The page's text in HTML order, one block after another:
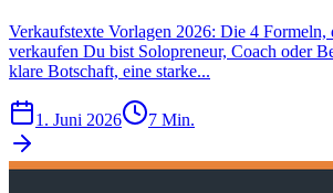
Verkaufstexte Vorlagen 2026: Die 4
verkaufen Du bist Solopreneur, Coach oder
klare Botschaft, eine starke...
1. Juni 2026 7 Min.